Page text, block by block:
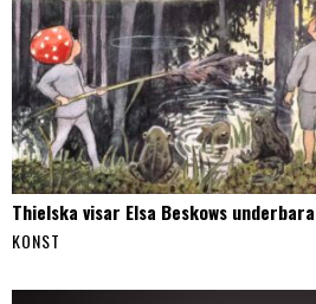
Thielska visar Elsa Beskows
KONST